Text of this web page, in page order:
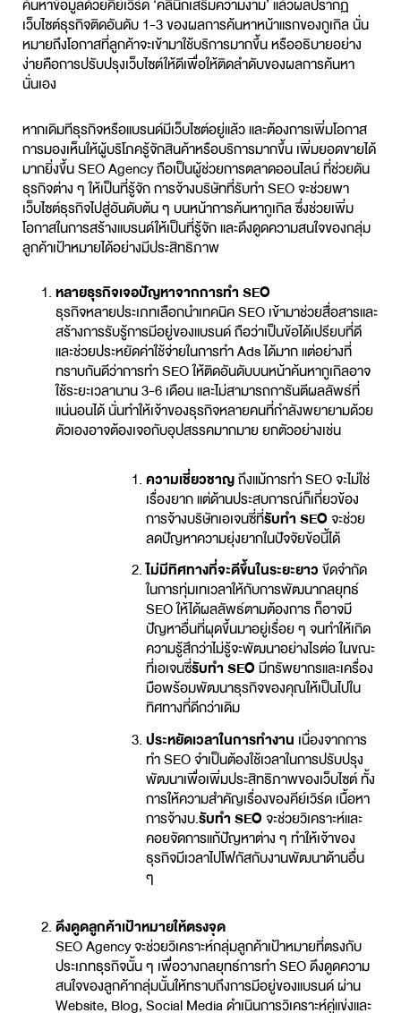
ค้นหาข้อมูลด้วยคีย์เวิร์ด ‘คลินิกเสริมความงาม’ แล้วผลปรากฏ
เว็บไซต์ธุรกิจติดอันดับ 1-3 ของผลการค้นหาหน้าแรกของกูเกิล นั่น
หมายถึงโอกาสที่ลูกค้าจะเข้ามาใช้บริการมากขึ้น หรืออธิบายอย่าง
ง่ายคือการปรับปรุงเว็บไซต์ให้ดีเพื่อให้ติดลำดับของผลการค้นหา
นั่นเอง
หากเดิมทีธุรกิจหรือแบรนด์มีเว็บไซต์อยู่แล้ว และต้องการเพิ่มโอกาส
การมองเห็นให้ผู้บริโภครู้จักสินค้าหรือบริการมากขึ้น เพิ่มยอดขายได้
มากยิ่งขึ้น SEO Agency ถือเป็นผู้ช่วยการตลาดออนไลน์ ที่ช่วยดัน
ธุรกิจต่าง ๆ ให้เป็นที่รู้จัก การจ้างบริษัทที่รับทำ SEOจะช่วยพา
เว็บไซต์ธุรกิจไปสู่อันดับต้น ๆ บนหน้าการค้นหากูเกิล ซึ่งช่วยเพิ่ม
โอกาสในการสร้างแบรนด์ให้เป็นที่รู้จัก และดึงดูดความสนใจของกลุ่ม
ลูกค้าเป้าหมายได้อย่างมีประสิทธิภาพ
หลายธุรกิจเจอปัญหาจากการทำ SEO
ธุรกิจหลายประเภทเลือกนำเทคนิค SEO เข้ามาช่วยสื่อสารและ
สร้างการรับรู้การมีอยู่ของแบรนด์ ถือว่าเป็นข้อได้เปรียบที่ดี
และช่วยประหยัดค่าใช้จ่ายในการทำ Ads ได้มาก แต่อย่างที่
ทราบกันดีว่าการทำ SEO ให้ติดอันดับบนหน้าค้นหากูเกิลอาจ
ใช้ระยะเวลานาน 3-6 เดือน และไม่สามารถการันตีผลลัพธ์ที่
แน่นอนได้ นั่นทำให้เจ้าของธุรกิจหลายคนที่กำลังพยายามด้วย
ตัวเองอาจต้องเจอกับอุปสรรคมากมาย ยกตัวอย่างเช่น
ความเชี่ยวชาญถึงแม้การทำ SEO จะไม่ใช่
เรื่องยาก แต่ด้านประสบการณ์ก็เกี่ยวข้อง
การจ้างบริษัทเอเจนซี่ที่รับทำ SEOจะช่วย
ลดปัญหาความยุ่งยากในปัจจัยข้อนี้ได้
ไม่มีทิศทางที่จะดีขึ้นในระยะยาวขีดจำกัด
ในการทุ่มเทเวลาให้กับการพัฒนากลยุทธ์
SEO ให้ได้ผลลัพธ์ตามต้องการ ก็อาจมี
ปัญหาอื่นที่ผุดขึ้นมาอยู่เรื่อย ๆ จนทำให้เกิด
ความรู้สึกว่าไม่รู้จะพัฒนาอย่างไรต่อ ในขณะ
ที่เอเจนซี่รับทำ SEOมีทรัพยากรและเครื่อง
มือพร้อมพัฒนาธุรกิจของคุณให้เป็นไปใน
ทิศทางที่ดีกว่าเดิม
ประหยัดเวลาในการทำงาน เนื่องจากการ
ทำ SEO จำเป็นต้องใช้เวลาในการปรับปรุง
พัฒนาเพื่อเพิ่มประสิทธิภาพของเว็บไซต์ ทั้ง
การให้ความสำคัญเรื่องของคีย์เวิร์ด เนื้อหา
การจ้างบ.รับทำ SEOจะช่วยวิเคราะห์และ
คอยจัดการแก้ปัญหาต่าง ๆ ทำให้เจ้าของ
ธุรกิจมีเวลาไปโฟกัสกับงานพัฒนาด้านอื่น
ๆ
ดึงดูดลูกค้าเป้าหมายให้ตรงจุด
SEO Agency จะช่วยวิเคราะห์กลุ่มลูกค้าเป้าหมายที่ตรงกับ
ประเภทธุรกิจนั้น ๆ เพื่อวางกลยุทธ์การทำ SEO ดึงดูดความ
สนใจของลูกค้ากลุ่มนั้นให้ทราบถึงการมีอยู่ของแบรนด์ ผ่าน
Website, Blog, Social Media ดำเนินการวิเคราะห์คู่แข่งและ